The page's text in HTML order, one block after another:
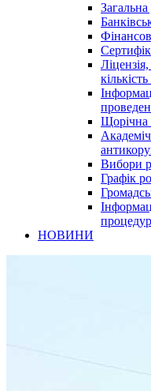
Щорічна
Вибори
Графік
процедур
НОВИНИ